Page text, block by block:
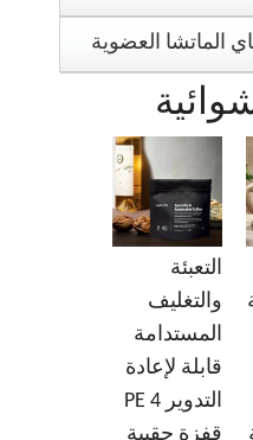
الماتشا العضوية
التعبئة
والتغليف
المستدامة
قابلة لإعادة
التدوير PE 4
قفزة حقيبة